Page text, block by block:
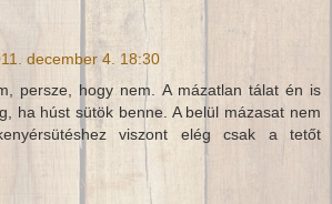
december 4. 18:30
persze, hogy nem. A mázatlan tálat én is
ha húst sütök benne. A belül mázasat nem
viszont elég csak a tetőt